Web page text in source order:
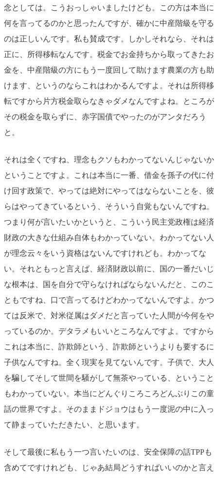
念としては。こうおっしゃいましたけども。この方は本当に
何を言ってるのかと思ったんですが、確かに中産階級を守る
のは正しいんです。私も賛成です。しかしそれなら、それは
正に、所得移転なんです。税金でお金持ちから取ってきたお
金を、中産階級の方にもう一度回して助けます農業の方も助
けます、というのならこれはわかるんですよ。それは所得移
転ですから片方税金取らなきゃダメなんですよね。ところが
その税金を取らずに、赤字国債でやったのがアンタだろう
と。
それは全くですね、理念もクソもわかってないんじゃないか
ということですよ。これは本当に一番、借金を孫子の代に付
け回す政策で、やっては絶対にやってはならないことを、彼
らはやってきているという、そういう自覚もないんですね。
つまり何が言いたいかというと、こういう民主党政権は経済
財政の大きな仕組み自体もわかっていない。わかってない人
が理念云々をいう資格はないんですけれども。わかってな
い。それともっと言えば、経済財政以前に、国の一番だいじ
な根本は、国を自分で守らなければならないんだと、このこ
ともですね、口で言ってるけどわかってないんですよ。かつ
ては反米で、対米従属はダメだと言っていた人間が今何をや
っているのか。デタラメもいいところなんですよ。ですから
これは本当に、詐欺師という、詐欺師というよりも要するに
子供なんですね。全く現実を見てないんです。子供で、大人
を騙してそして世間を騒がして無茶やっている、ということ
もわかっていない。本当にどんぐりころころどんぶりこの童
話の世界ですよ。そのままドジョウはもう一度泥の中に入っ
て静まっていただきたい、と思います。
そして最後に私もう一つ言いたいのは、安全保障の話TPPも
含めてですけれども、じゃあ結局どうすればいいのかと言え